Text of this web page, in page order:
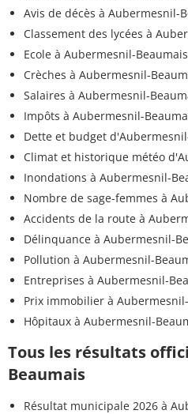
Avis de décès à Aubermesnil-
Classement des lycées à
Ecole à Aubermesnil-Beaumais
Crèches à Aubermesnil-
Salaires à Aubermesnil-
Impôts à Aubermesnil-
Dette et budget
Climat et historique météo
Inondations à Aubermesnil-
Nombre de sage-femmes à
Accidents de la route à
Délinquance à Aubermesnil-
Pollution à Aubermesnil-
Entreprises à Aubermesnil-
Prix immobilier à
Hôpitaux à Aubermesnil-
Tous les résultats
Beaumais
Résultat municipale 2026 à